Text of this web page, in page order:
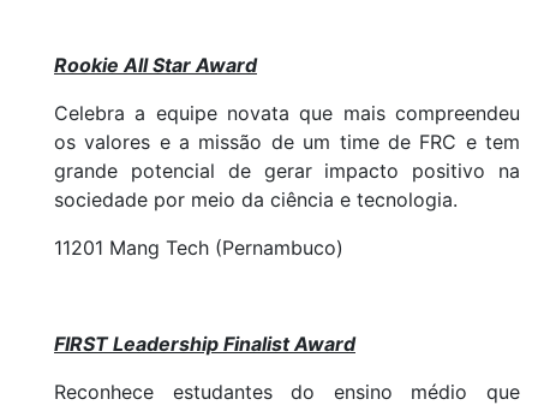
Rookie All Star Award
Celebra a equipe novata que mais compreendeu
os valores e a missão de um time de FRC e tem
grande potencial de gerar impacto positivo na
sociedade por meio da ciência e tecnologia.
11201 Mang Tech (Pernambuco)
FIRST Leadership Finalist Award
Reconhece estudantes do ensino médio que